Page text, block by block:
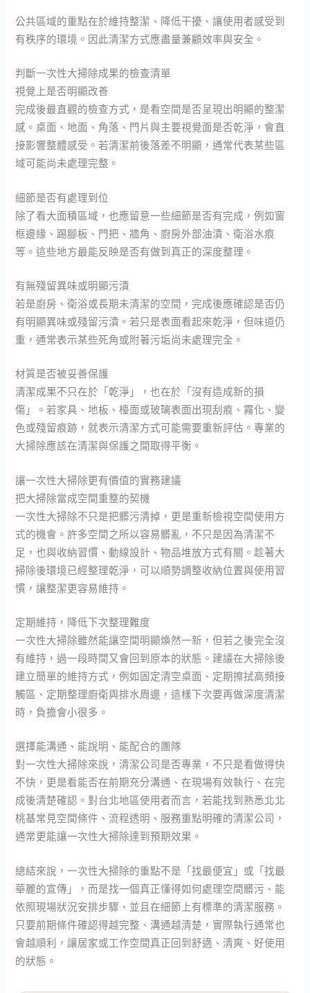
公共區域的重點在於維持整潔、降低干擾、讓使用者感受到
有秩序的環境。因此清潔方式應盡量兼顧效率與安全。
判斷一次性大掃除成果的檢查清單
視覺上是否明顯改善
完成後最直觀的檢查方式，是看空間是否呈現出明顯的整潔
感。桌面、地面、角落、門片與主要視覺面是否乾淨，會直
接影響整體感受。若清潔前後落差不明顯，通常代表某些區
域可能尚未處理完整。
細節是否有處理到位
除了看大面積區域，也應留意一些細節是否有完成，例如窗
框邊緣、踢腳板、門把、牆角、廚房外部油漬、衛浴水痕
等。這些地方最能反映是否有做到真正的深度整理。
有無殘留異味或明顯污漬
若是廚房、衛浴或長期未清潔的空間，完成後應確認是否仍
有明顯異味或殘留污漬。若只是表面看起來乾淨，但味道仍
重，通常表示某些死角或附著污垢尚未處理完全。
材質是否被妥善保護
清潔成果不只在於「乾淨」，也在於「沒有造成新的損
傷」。若家具、地板、檯面或玻璃表面出現刮痕、霧化、變
色或殘留痕跡，就表示清潔方式可能需要重新評估。專業的
大掃除應該在清潔與保護之間取得平衡。
讓一次性大掃除更有價值的實務建議
把大掃除當成空間重整的契機
一次性大掃除不只是把髒污清掉，更是重新檢視空間使用方
式的機會。許多空間之所以容易髒亂，不只是因為清潔不
足，也與收納習慣、動線設計、物品堆放方式有關。趁著大
掃除後環境已經整理乾淨，可以順勢調整收納位置與使用習
慣，讓整潔更容易維持。
定期維持，降低下次整理難度
一次性大掃除雖然能讓空間明顯煥然一新，但若之後完全沒
有維持，過一段時間又會回到原本的狀態。建議在大掃除後
建立簡單的維持方式，例如固定清空桌面、定期擦拭高頻接
觸區、定期整理廚衛與排水周邊，這樣下次要再做深度清潔
時，負擔會小很多。
選擇能溝通、能說明、能配合的團隊
對一次性大掃除來說，清潔公司是否專業，不只是看做得快
不快，更是看能否在前期充分溝通、在現場有效執行、在完
成後清楚確認。對台北地區使用者而言，若能找到熟悉北北
桃基常見空間條件、流程透明、服務重點明確的清潔公司，
通常更能讓一次性大掃除達到預期效果。
總結來說，一次性大掃除的重點不是「找最便宜」或「找最
華麗的宣傳」，而是找一個真正懂得如何處理空間髒污、能
依照現場狀況安排步驟、並且在細節上有標準的清潔服務。
只要前期條件確認得越完整、溝通越清楚，實際執行通常也
會越順利，讓居家或工作空間真正回到舒適、清爽、好使用
的狀態。